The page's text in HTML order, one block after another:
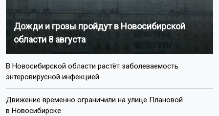
Дожди и грозы пройдут в Новосибирской
области 8 августа
В Новосибирской области растёт заболеваемость
энтеровирусной инфекцией
Движение временно ограничили на улице Плановой
в Новосибирске